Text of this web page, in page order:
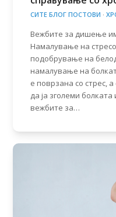
СИТЕ БЛОГ ПОСТОВИ ·
Вежбите за дишење
Намалување на
подобрување на
намалување на
е поврзана со стрес,
да ја зголеми
вежбите за…